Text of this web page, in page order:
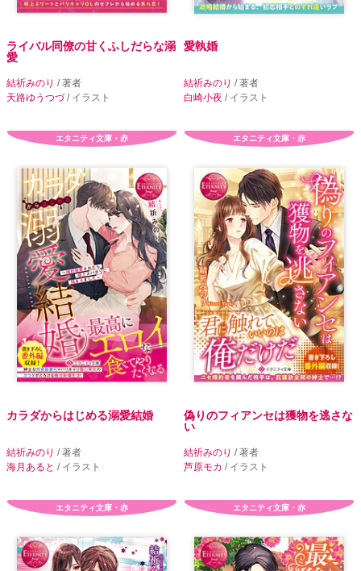
ライバル同僚の甘くふしだらな溺
愛
結祈みのり / 著者
天路ゆうつづ/ イラスト
愛執婚
結祈みのり / 著者
白崎小夜 / イラスト
エタニティ文庫・赤
カラダからはじめる溺愛結婚
結祈みのり / 著者
海月あると / イラスト
エタニティ文庫・赤
偽りのフィアンセは獲物を逃さな
い
結祈みのり / 著者
芦原モカ / イラスト
エタニティ文庫・赤 エタニティ文庫・赤